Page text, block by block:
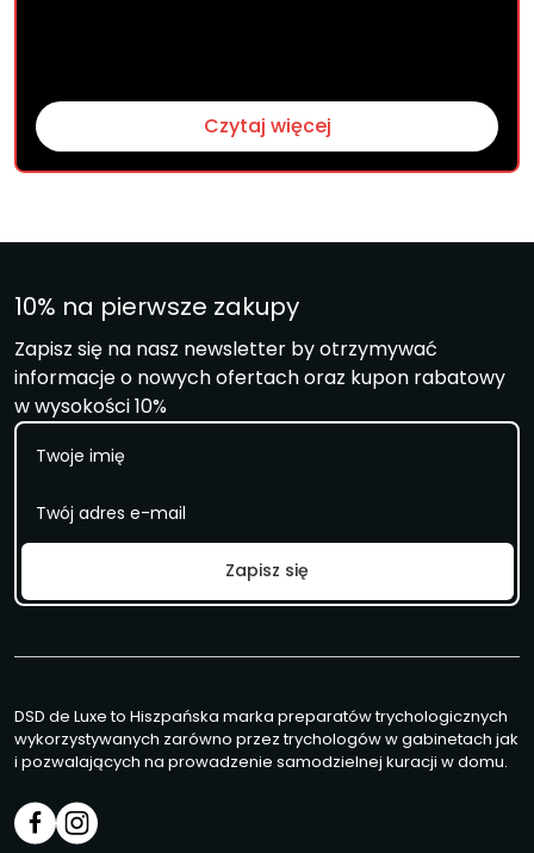
Czytaj więcej
10% na pierwsze zakupy
Zapisz się na nasz newsletter by otrzymywać
informacje o nowych ofertach oraz kupon rabatowy
w wysokości 10%
m
m
a
l
*
Zapisz się
DSD de Luxe to Hiszpańska marka preparatów trychologicznych
wykorzystywanych zarówno przez trychologów w gabinetach jak
i pozwalających na prowadzenie samodzielnej kuracji w domu.